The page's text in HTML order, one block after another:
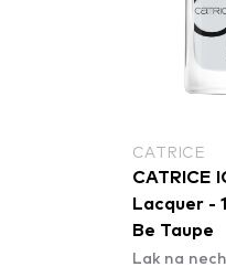
CATRICE
CATRICE
Lacquer -
Be Taupe
Lak na